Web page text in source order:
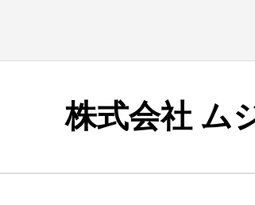
株式会社 ム